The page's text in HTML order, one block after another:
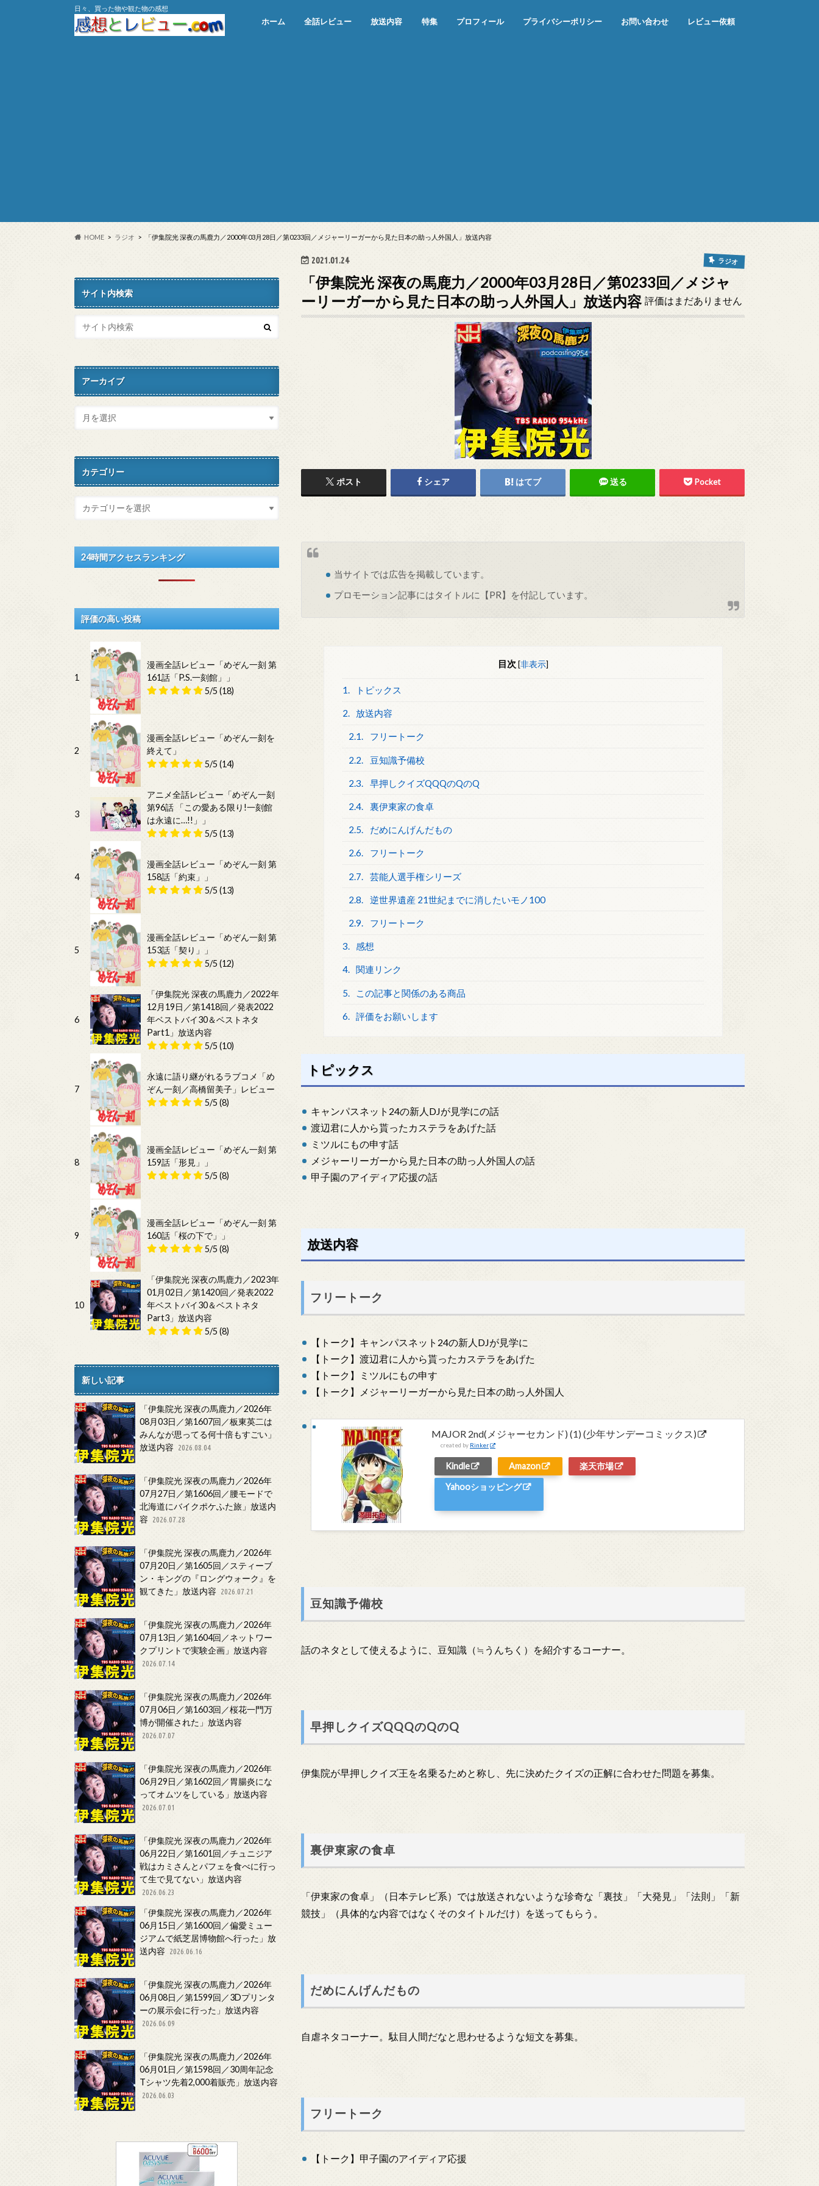
日々、買った物や観た物の感想
ホーム 全話レビュー 放送内容 特集 プロフィール プライバシーポリシー お問い合わせ レビュー依頼
HOME ラジオ 「伊集院光 深夜の馬鹿力／2000年03月28日／第0233回／メジャーリーガーから見た日本の助っ人外国人」放送内容
2021.01.24 ラジオ
「伊集院光 深夜の馬鹿力／2000年03月28日／第0233回／メジャ
ーリーガーから見た日本の助っ人外国人」放送内容 評価はまだありません
ポスト シェア はてブ 送る Pocket
当サイトでは広告を掲載しています。
プロモーション記事にはタイトルに【PR】を付記しています。
目次 [非表示]
1. トピックス
2. 放送内容
2.1. フリートーク
2.2. 豆知識予備校
2.3. 早押しクイズQQQのQのQ
2.4. 裏伊東家の食卓
2.5. だめにんげんだもの
2.6. フリートーク
2.7. 芸能人選手権シリーズ
2.8. 逆世界遺産 21世紀までに消したいモノ100
2.9. フリートーク
3. 感想
4. 関連リンク
5. この記事と関係のある商品
6. 評価をお願いします
トピックス
キャンパスネット24の新人DJが見学にの話
渡辺君に人から貰ったカステラをあげた話
ミツルにもの申す話
メジャーリーガーから見た日本の助っ人外国人の話
甲子園のアイディア応援の話
放送内容
フリートーク
【トーク】キャンパスネット24の新人DJが見学に
【トーク】渡辺君に人から貰ったカステラをあげた
【トーク】ミツルにもの申す
【トーク】メジャーリーガーから見た日本の助っ人外国人
MAJOR 2nd(メジャーセカンド) (1) (少年サンデーコミックス)
created by Rinker
Kindle Amazon
楽天市場
Yahooショッピング
豆知識予備校
話のネタとして使えるように、豆知識（≒うんちく）を紹介するコーナー。
早押しクイズQQQのQのQ
伊集院が早押しクイズ王を名乗るためと称し、先に決めたクイズの正解に合わせた問題を募集。
裏伊東家の食卓
「伊東家の食卓」（日本テレビ系）では放送されないような珍奇な「裏技」「大発見」「法則」「新
競技」（具体的な内容ではなくそのタイトルだけ）を送ってもらう。
だめにんげんだもの
自虐ネタコーナー。駄目人間だなと思わせるような短文を募集。
フリートーク
【トーク】甲子園のアイディア応援
サイト内検索
アーカイブ
カテゴリー
24時間アクセスランキング
評価の高い投稿
1
漫画全話レビュー「めぞん一刻 第
161話「P.S.一刻館」」
5/5 (18)
2
漫画全話レビュー「めぞん一刻を
終えて」
5/5 (14)
3
アニメ全話レビュー「めぞん一刻
第96話 「この愛ある限り!一刻館
は永遠に…!!」」
5/5 (13)
4
漫画全話レビュー「めぞん一刻 第
158話「約束」」
5/5 (13)
5
漫画全話レビュー「めぞん一刻 第
153話「契り」」
5/5 (12)
6
「伊集院光 深夜の馬鹿力／2022年
12月19日／第1418回／発表2022
年ベストバイ30＆ベストネタ
Part1」放送内容
5/5 (10)
7
永遠に語り継がれるラブコメ「め
ぞん一刻／高橋留美子」レビュー
5/5 (8)
8
漫画全話レビュー「めぞん一刻 第
159話「形見」」
5/5 (8)
9
漫画全話レビュー「めぞん一刻 第
160話「桜の下で」」
5/5 (8)
10
「伊集院光 深夜の馬鹿力／2023年
01月02日／第1420回／発表2022
年ベストバイ30＆ベストネタ
Part3」放送内容
5/5 (8)
新しい記事
「伊集院光 深夜の馬鹿力／2026年
08月03日／第1607回／板東英二は
みんなが思ってる何十倍もすごい」
放送内容
2026.08.04
「伊集院光 深夜の馬鹿力／2026年
07月27日／第1606回／腰モードで
北海道にバイクポケふた旅」放送内
容
2026.07.28
「伊集院光 深夜の馬鹿力／2026年
07月20日／第1605回／スティーブ
ン・キングの『ロングウォーク』を
観てきた」放送内容
2026.07.21
「伊集院光 深夜の馬鹿力／2026年
07月13日／第1604回／ネットワー
クプリントで実験企画」放送内容
2026.07.14
「伊集院光 深夜の馬鹿力／2026年
07月06日／第1603回／桜花一門万
博が開催された」放送内容
2026.07.07
「伊集院光 深夜の馬鹿力／2026年
06月29日／第1602回／胃腸炎にな
ってオムツをしている」放送内容
2026.07.01
「伊集院光 深夜の馬鹿力／2026年
06月22日／第1601回／チュニジア
戦はカミさんとパフェを食べに行っ
て生で見てない」放送内容
2026.06.23
「伊集院光 深夜の馬鹿力／2026年
06月15日／第1600回／偏愛ミュー
ジアムで紙芝居博物館へ行った」放
送内容
2026.06.16
「伊集院光 深夜の馬鹿力／2026年
06月08日／第1599回／3Dプリンタ
ーの展示会に行った」放送内容
2026.06.09
「伊集院光 深夜の馬鹿力／2026年
06月01日／第1598回／30周年記念
Tシャツ先着2,000着販売」放送内容
2026.06.03